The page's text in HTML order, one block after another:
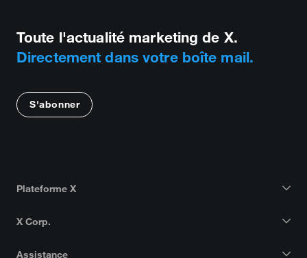
Toute l'actualité marketing de X.
Directement dans votre boîte mail.
S'abonner
Plateforme X
X Corp.
Assistance